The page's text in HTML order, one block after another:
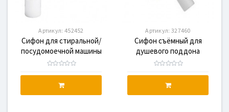
Артикул: 452452
Сифон для стиральной/
посудомоечной машины
VIEGA TEMPOPLEX, с
Артикул: 327460
Сифон съёмный для
душевого поддона
VIEGA DUOPLEX, с